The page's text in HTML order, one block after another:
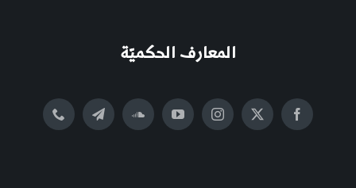
المعارف الحكميّة